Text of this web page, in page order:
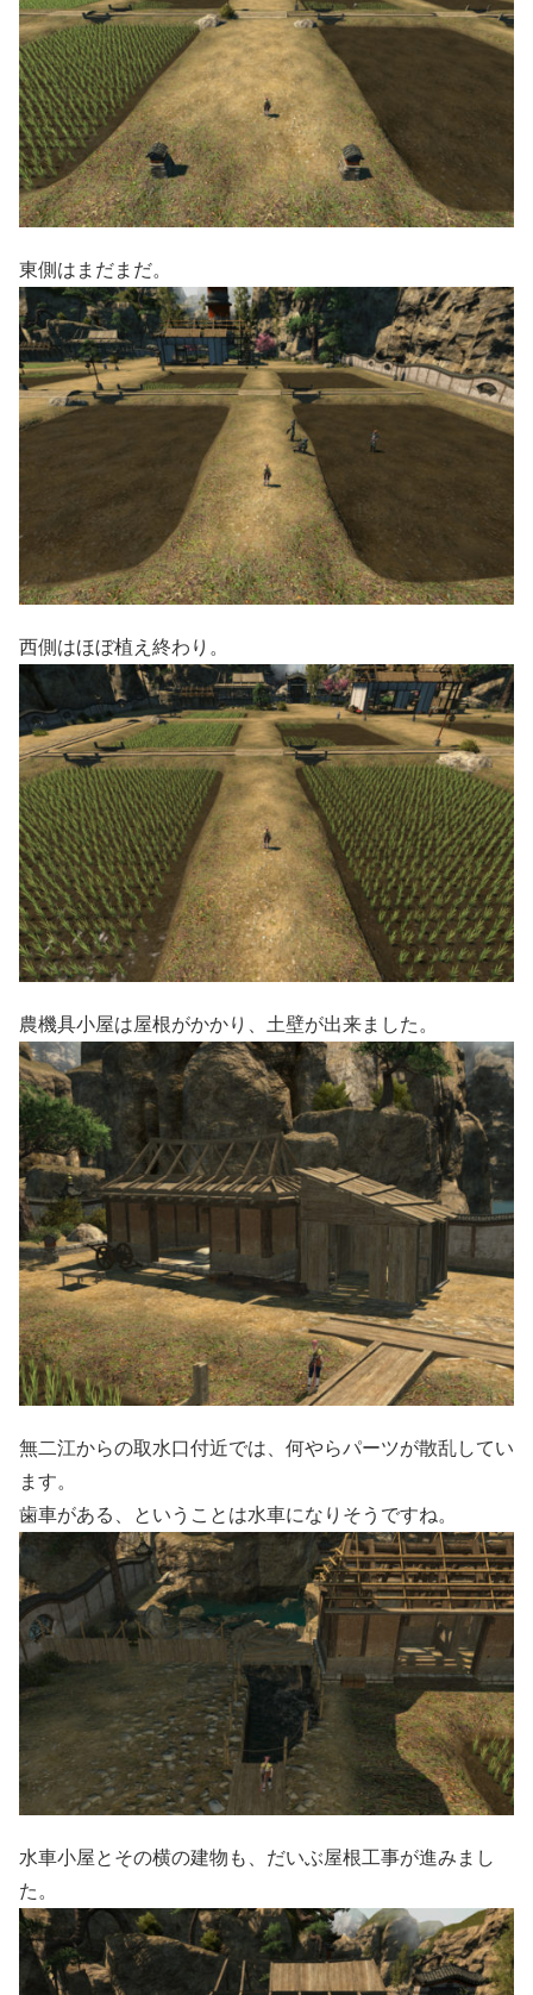
東側はまだまだ。
西側はほぼ植え終わり。
農機具小屋は屋根がかかり、土壁が出来ました。
無二江からの取水口付近では、何やらパーツが散乱してい
ます。
歯車がある、ということは水車になりそうですね。
水車小屋とその横の建物も、だいぶ屋根工事が進みまし
た。